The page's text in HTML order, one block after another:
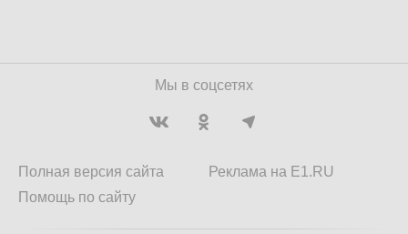
Мы в соцсетях
Полная версия сайта
Помощь по сайту
Реклама на E1.RU